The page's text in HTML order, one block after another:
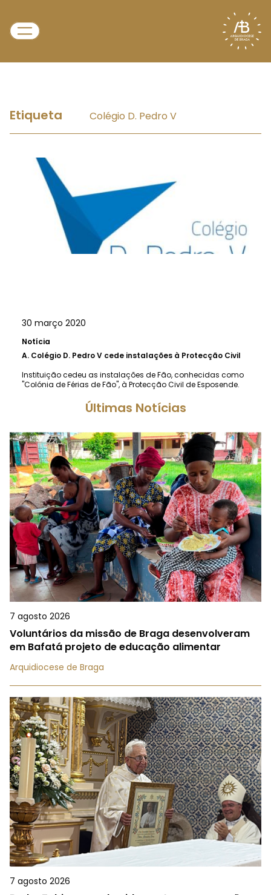
Etiqueta Colégio D. Pedro V
30 março 2020
Notícia
A. Colégio D. Pedro V cede instalações à Protecção Civil
Instituição cedeu as instalações de Fão, conhecidas como
"Colónia de Férias de Fão", à Protecção Civil de Esposende.
Últimas Notícias
7 agosto 2026
Voluntários da missão de Braga desenvolveram
em Bafatá projeto de educação alimentar
Arquidiocese de Braga
7 agosto 2026